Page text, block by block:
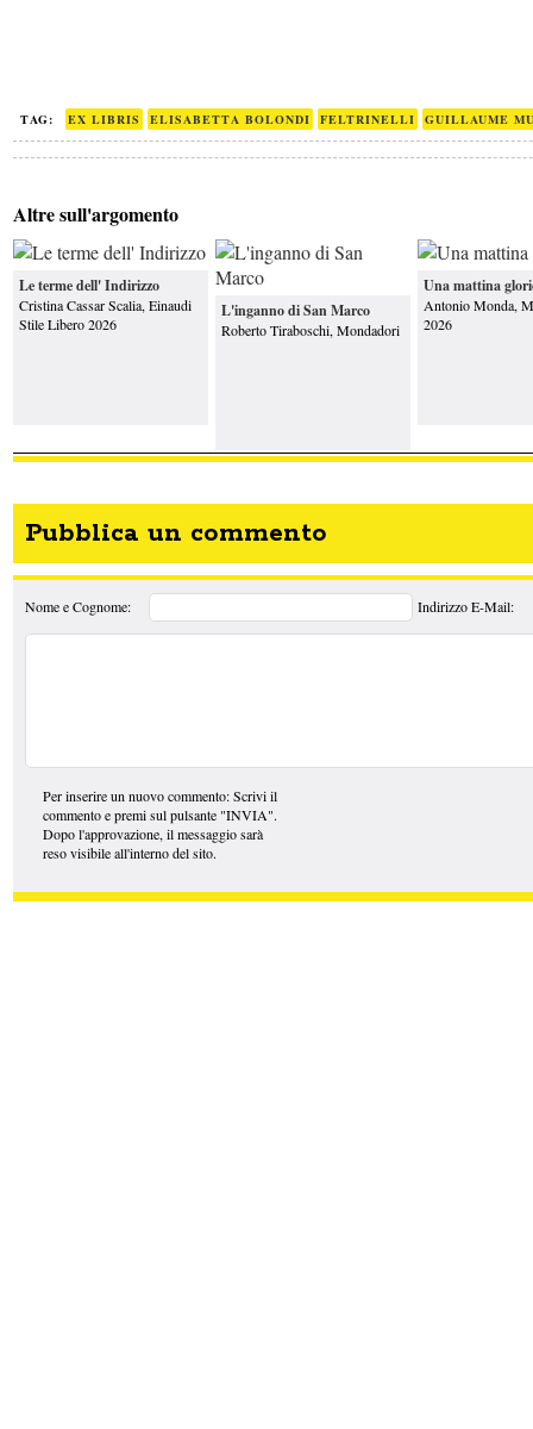
TAG: EX LIBRIS ELISABETTA BOLONDI FELTRINELLI GUILLAUME
Altre sull'argomento
Le terme dell' Indirizzo
Cristina Cassar Scalia, Einaudi
Stile Libero 2026
L'inganno di San Marco
Roberto Tiraboschi, Mondadori
Una mattina
Antonio Monda,
2026
Pubblica un commento
Nome e Cognome: Indirizzo E-Mail:
Per inserire un nuovo commento: Scrivi il
commento e premi sul pulsante "INVIA".
Dopo l'approvazione, il messaggio sarà
reso visibile all'interno del sito.